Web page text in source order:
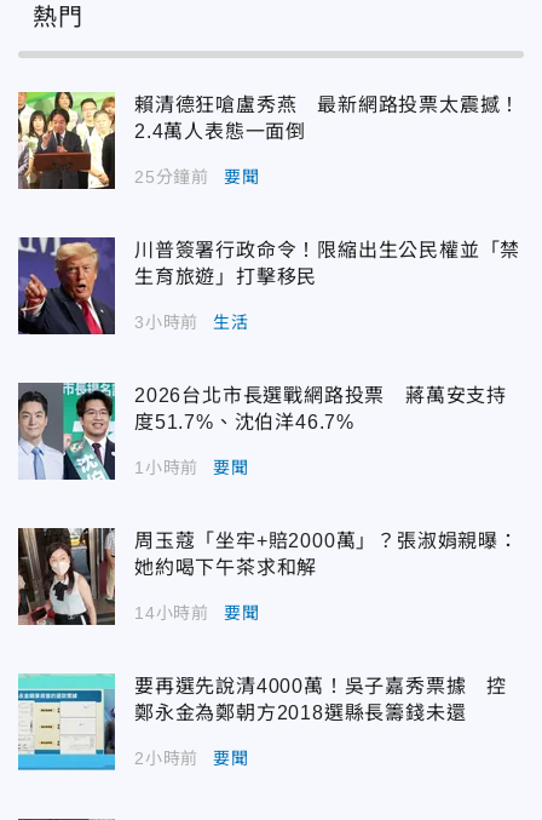
熱門
賴清德狂嗆盧秀燕 最新網路投票太震撼！
2.4萬人表態一面倒
25分鐘前 要聞
川普簽署行政命令！限縮出生公民權並「禁
生育旅遊」打擊移民
3小時前 生活
2026台北市長選戰網路投票 蔣萬安支持
度51.7%、沈伯洋46.7%
1小時前 要聞
周玉蔻「坐牢+賠2000萬」？張淑娟親曝：
她約喝下午茶求和解
14小時前 要聞
要再選先說清4000萬！吳子嘉秀票據 控
鄭永金為鄭朝方2018選縣長籌錢未還
2小時前 要聞